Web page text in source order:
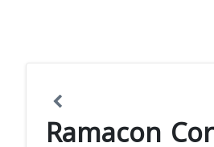
Ramacon